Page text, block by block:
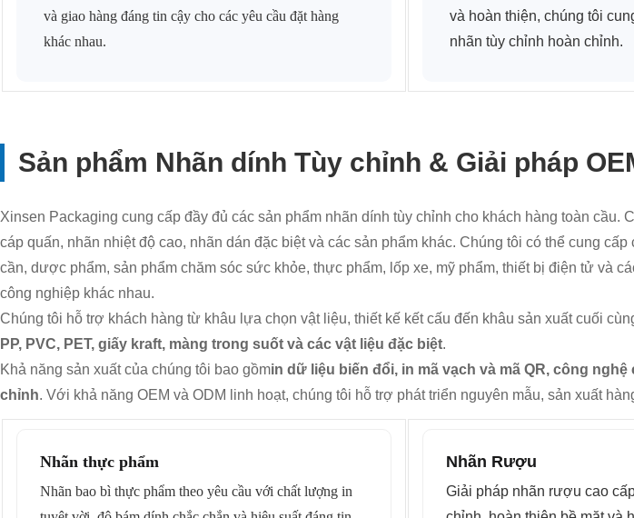
và giao hàng đáng tin cậy cho các yêu cầu đặt hàng
khác nhau.
và hoàn thiện, chúng tôi
nhãn tùy chỉnh hoàn chỉnh.
Sản phẩm Nhãn dính Tùy chỉnh & Giải pháp
Xinsen Packaging cung cấp đầy đủ các sản phẩm nhãn dính tùy chỉnh cho khách hàng toàn
cáp quấn, nhãn nhiệt độ cao, nhãn dán đặc biệt và các sản phẩm khác. Chúng tôi có thể cung
cần, dược phẩm, sản phẩm chăm sóc sức khỏe, thực phẩm, lốp xe, mỹ phẩm, thiết bị điện tử và
công nghiệp khác nhau.
Chúng tôi hỗ trợ khách hàng từ khâu lựa chọn vật liệu, thiết kế kết cấu đến khâu sản xuất cuối
PP, PVC, PET, giấy kraft, màng trong suốt và các vật liệu đặc biệt.
Khả năng sản xuất của chúng tôi bao gồmin dữ liệu biến đổi, in mã vạch và mã QR, công
chỉnh. Với khả năng OEM và ODM linh hoạt, chúng tôi hỗ trợ phát triển nguyên mẫu, sản xuất
Nhãn thực phẩm
Nhãn bao bì thực phẩm theo yêu cầu với chất lượng in
Nhãn Rượu
Giải pháp nhãn rượu cao